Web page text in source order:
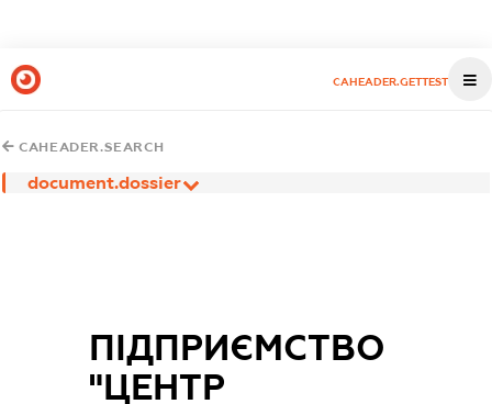
CAHEADER.GETTEST
CAHEADER.SEARCH
document.dossier
ПІДПРИЄМСТВО
"ЦЕНТР